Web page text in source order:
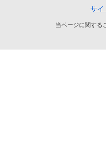
サイ
当ページに関する